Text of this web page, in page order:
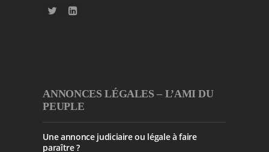
ANNONCES LÉGALES – L’AMI DU
PEUPLE
Une annonce judiciaire ou légale à faire
paraître ?